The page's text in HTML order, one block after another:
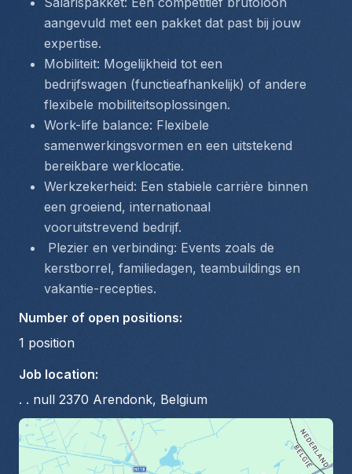
aangevuld met een pakket dat past bij jouw
expertise.
Mobiliteit: Mogelijkheid tot een
bedrijfswagen (functieafhankelijk) of andere
flexibele mobiliteitsoplossingen.
Work-life balance: Flexibele
samenwerkingsvormen en een uitstekend
bereikbare werklocatie.
Werkzekerheid: Een stabiele carrière binnen
een groeiend, internationaal
vooruitstrevend bedrijf.
kerstborrel, familiedagen, teambuildings en
vakantie-recepties.
Number of open positions:
1 position
Job location:
. . null 2370 Arendonk, Belgium